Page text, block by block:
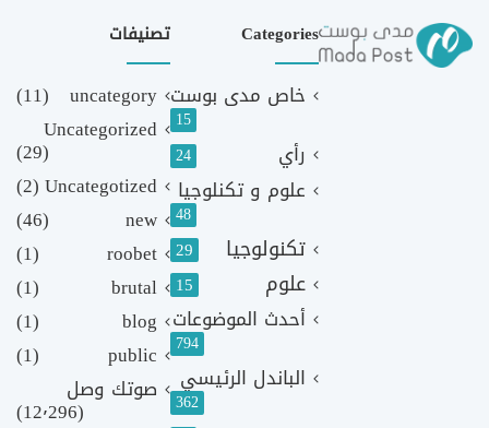
Categories
خاص مدى بوست
15
رأي 24
علوم و تكنلوجيا
48
تكنولوجيا 29
علوم 15
أحدث الموضوعات
794
الباندل الرئيسي
362
تصنيفات
uncategory
(11)
Uncategorized
(29)
Uncategotized
(2)
new
(46)
roobet
(1)
brutal
(1)
blog
(1)
public
(1)
صوتك وصل
(12٬296)